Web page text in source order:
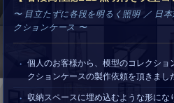
〜 目立たずに各段を明るく照明 ／ 日
クションケース 〜
個人のお客様から、模型のコレクショ
クションケースの製作依頼を頂きまし
収納スペースに埋め込むような形にな